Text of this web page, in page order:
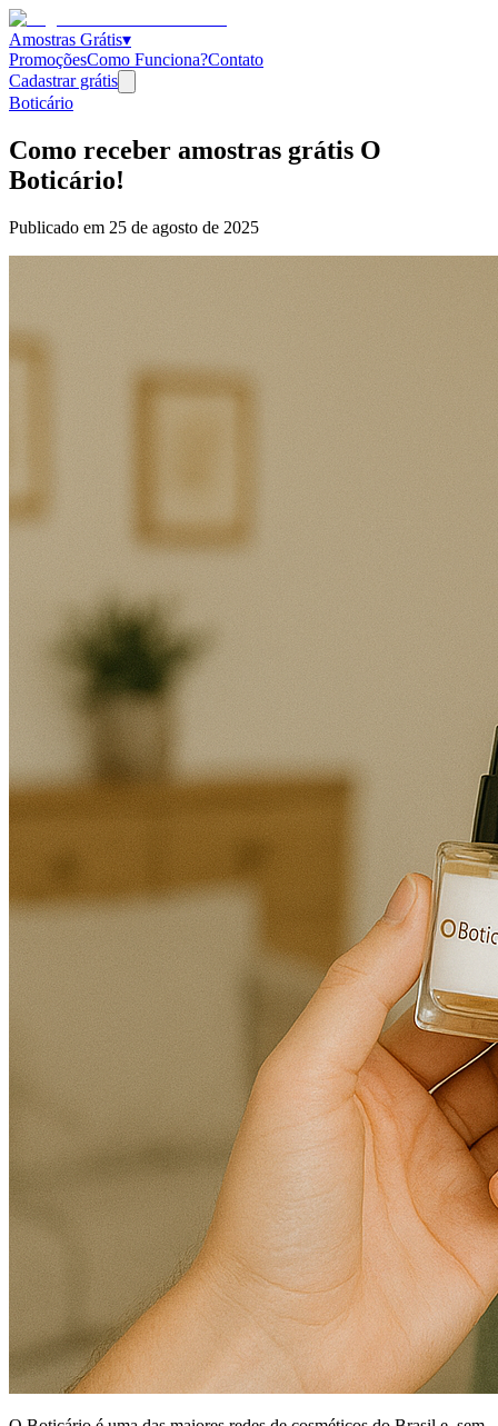
Amostras Grátis▾
PromoçõesComo Funciona?Contato
Cadastrar grátis
Boticário
Como receber amostras grátis O
Boticário!
Publicado em 25 de agosto de 2025